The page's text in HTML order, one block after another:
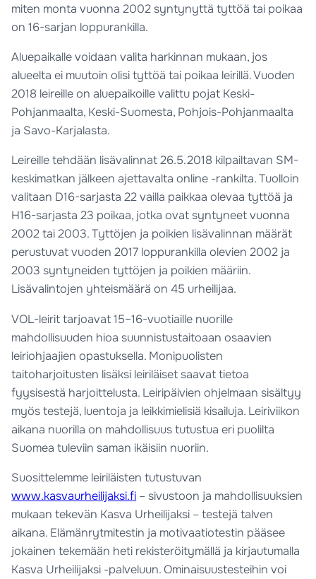
miten monta vuonna 2002 syntynyttä tyttöä tai poikaa
on 16-sarjan loppurankilla.
Aluepaikalle voidaan valita harkinnan mukaan, jos
alueelta ei muutoin olisi tyttöä tai poikaa leirillä. Vuoden
2018 leireille on aluepaikoille valittu pojat Keski-
Pohjanmaalta, Keski-Suomesta, Pohjois-Pohjanmaalta
ja Savo-Karjalasta.
Leireille tehdään lisävalinnat 26.5.2018 kilpailtavan SM-
keskimatkan jälkeen ajettavalta online -rankilta. Tuolloin
valitaan D16-sarjasta 22 vailla paikkaa olevaa tyttöä ja
H16-sarjasta 23 poikaa, jotka ovat syntyneet vuonna
2002 tai 2003. Tyttöjen ja poikien lisävalinnan määrät
perustuvat vuoden 2017 loppurankilla olevien 2002 ja
2003 syntyneiden tyttöjen ja poikien määriin.
Lisävalintojen yhteismäärä on 45 urheilijaa.
VOL-leirit tarjoavat 15–16-vuotiaille nuorille
mahdollisuuden hioa suunnistustaitoaan osaavien
leiriohjaajien opastuksella. Monipuolisten
taitoharjoitusten lisäksi leiriläiset saavat tietoa
fyysisestä harjoittelusta. Leiripäivien ohjelmaan sisältyy
myös testejä, luentoja ja leikkimielisiä kisailuja. Leiriviikon
aikana nuorilla on mahdollisuus tutustua eri puolilta
Suomea tuleviin saman ikäisiin nuoriin.
Suosittelemme leiriläisten tutustuvan
www.kasvaurheilijaksi.fi – sivustoon ja mahdollisuuksien
mukaan tekevän Kasva Urheilijaksi – testejä talven
aikana. Elämänrytmitestin ja motivaatiotestin pääsee
jokainen tekemään heti rekisteröitymällä ja kirjautumalla
Kasva Urheilijaksi -palveluun. Ominaisuustesteihin voi